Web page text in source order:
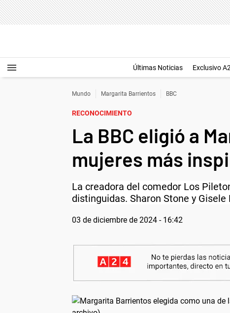
Últimas Noticias Exclusivo
Mundo Margarita Barrientos BBC
RECONOCIMIENTO
La BBC eligió a
mujeres más
La creadora del comedor Los
distinguidas. Sharon Stone y
03 de diciembre de 2024 - 16:42